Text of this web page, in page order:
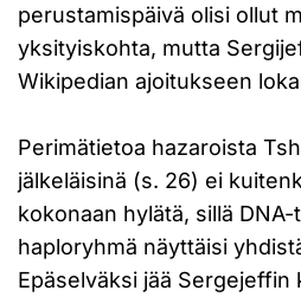
perustamispäivä olisi ollut
yksityiskohta, mutta
Wikipedian ajoitukseen
Perimätietoa hazaroista
jälkeläisinä (s. 26) ei
kokonaan hylätä, sillä
haploryhmä näyttäisi
Epäselväksi jää Sergejeffin